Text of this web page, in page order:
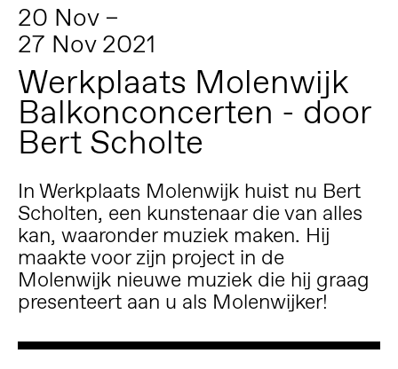
20 Nov –
27 Nov 2021
Werkplaats Molenwijk
Balkonconcerten - door
Bert Scholte
In Werkplaats Molenwijk huist nu Bert
Scholten, een kunstenaar die van alles
kan, waaronder muziek maken. Hij
maakte voor zijn project in de
Molenwijk nieuwe muziek die hij graag
presenteert aan u als Molenwijker!